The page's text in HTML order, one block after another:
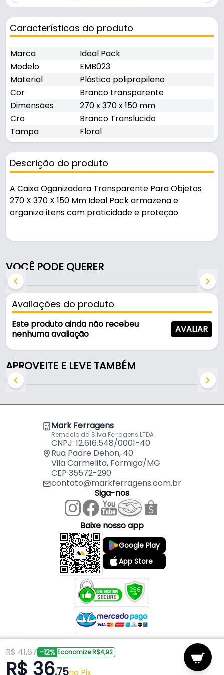
R$ 41,67 -12% Economize R$4,92
R$ 36,75
Características do produto
Marca
Ideal Pack
Modelo
EMB023
Material
Plástico polipropileno
Cor
Branco transparente
Dimensões
270 x 370 x 150 mm
Cro
Branco Translucido
Tampa
Floral
Descrição do produto
A Caixa Oganizadora Transparente Para Objetos
270 X 370 X 150 Mm Ideal Pack armazena e
organiza itens com praticidade e proteção.
Fabricada em Plástico polipropileno na cor branco
transparente, é resistente e durável no uso diário.
Características:
- Marca: Ideal Pack
- Modelo: EMB023
- Material: Plástico polipropileno
- Dimensões: 270 x 370 x 150 mm
- Cro: Branco Translucido
- Tampa: Floral
VOCÊ PODE QUERER
Avaliações do produto
Este produto ainda não recebeu
nenhuma avaliação
AVALIAR
APROVEITE E LEVE TAMBÉM
Mark Ferragens
Remaclo da Silva Ferragens LTDA
CNPJ: 12.616.548/0001-40
Rua Padre Dehon, 40
Vila Carmelita, Formiga/MG
CEP 35572-290
contato@markferragens.com.br
Siga-nos
Baixe nosso app
Google Play
App Store
Copyright © 2026 Mark Ferragens. Todos os direitos reservados.